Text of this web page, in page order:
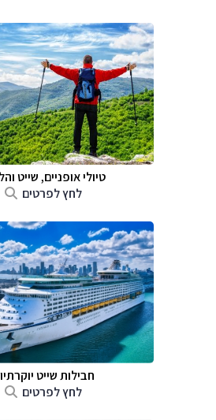
טיולי אופניים, שייט
לחץ לפרטים
חבילות שייט
לחץ לפרטים